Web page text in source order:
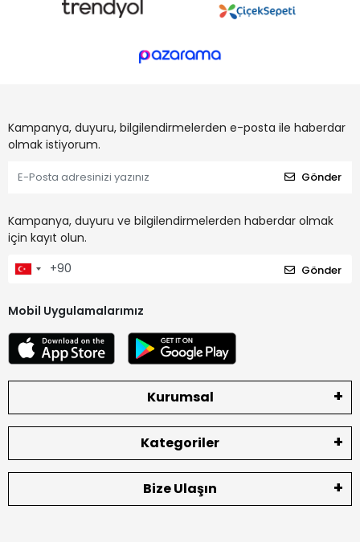
Kampanya, duyuru, bilgilendirmelerden e-posta ile haberdar
olmak istiyorum.
Gönder
Kampanya, duyuru ve bilgilendirmelerden haberdar olmak
için kayıt olun.
Gönder
Mobil Uygulamalarımız
Kurumsal
Kategoriler
Bize Ulaşın